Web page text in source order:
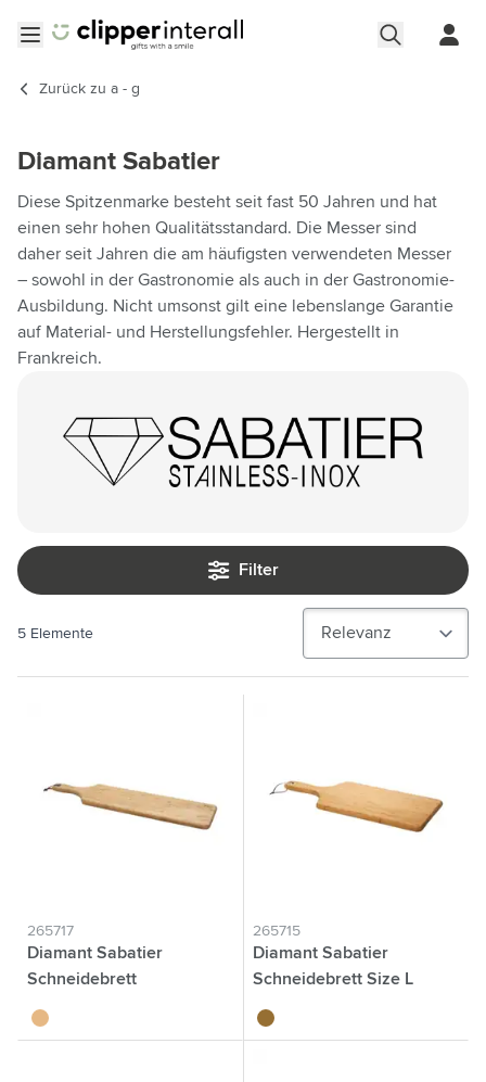
Zurück zu a - g
Diamant Sabatier
Diese Spitzenmarke besteht seit fast 50 Jahren und hat
einen sehr hohen Qualitätsstandard. Die Messer sind
daher seit Jahren die am häufigsten verwendeten Messer
– sowohl in der Gastronomie als auch in der Gastronomie-
Ausbildung. Nicht umsonst gilt eine lebenslange Garantie
auf Material- und Herstellungsfehler. Hergestellt in
Frankreich.
Filter
5 Elemente
265717
Diamant Sabatier
Schneidebrett
bambou
265715
Diamant Sabatier
Schneidebrett Size L
bambou